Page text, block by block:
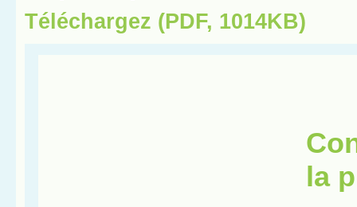
Téléchargez (PDF, 1014KB)